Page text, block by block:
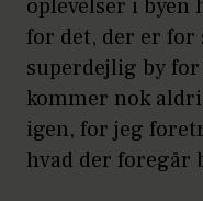
oplevelser i
for det, der er for
superdejlig by
kommer nok
igen, for jeg
hvad der foregår